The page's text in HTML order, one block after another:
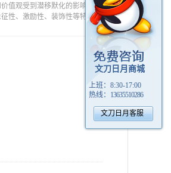
文刀日月商城
上班： 8:30-17:00
热线： 13635510286
文刀日月客服
值观受到潜移默化的影响。
性、激励性、装饰性等特点，